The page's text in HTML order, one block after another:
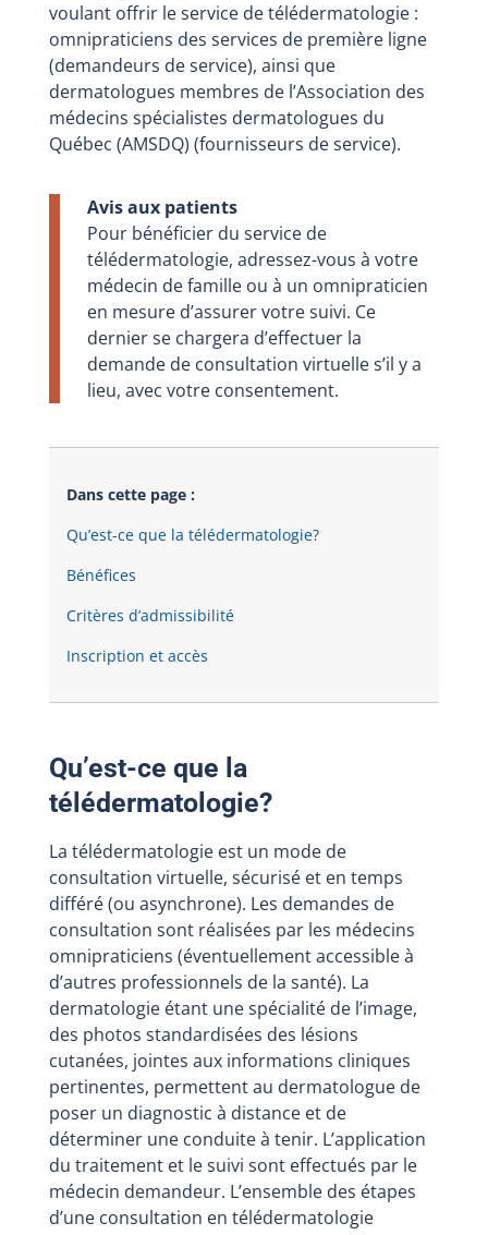
voulant offrir le service de télédermatologie :
omnipraticiens des services de première ligne
(demandeurs de service), ainsi que
dermatologues membres de l’Association des
médecins spécialistes dermatologues du
Québec (AMSDQ) (fournisseurs de service).
Avis aux patients
Pour bénéficier du service de
télédermatologie, adressez-vous à votre
médecin de famille ou à un omnipraticien
en mesure d’assurer votre suivi. Ce
dernier se chargera d’effectuer la
demande de consultation virtuelle s’il y a
lieu, avec votre consentement.
Dans cette page :
Qu’est-ce que la télédermatologie?
Bénéfices
Critères d’admissibilité
Inscription et accès
Qu’est-ce que la
télédermatologie?
La télédermatologie est un mode de
consultation virtuelle, sécurisé et en temps
différé (ou asynchrone). Les demandes de
consultation sont réalisées par les médecins
omnipraticiens (éventuellement accessible à
d’autres professionnels de la santé). La
dermatologie étant une spécialité de l’image,
des photos standardisées des lésions
cutanées, jointes aux informations cliniques
pertinentes, permettent au dermatologue de
poser un diagnostic à distance et de
déterminer une conduite à tenir. L’application
du traitement et le suivi sont effectués par le
médecin demandeur. L’ensemble des étapes
d’une consultation en télédermatologie